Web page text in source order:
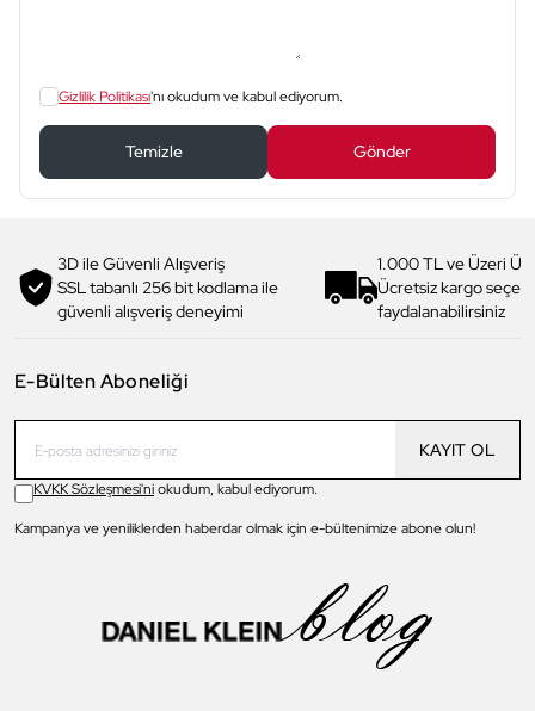
Gizlilik Politikası'nı okudum ve kabul ediyorum.
Temizle Gönder
3D ile Güvenli Alışveriş
SSL tabanlı 256 bit kodlama ile
güvenli alışveriş deneyimi
1.000 TL ve Üzeri
Ücretsiz kargo
faydalanabilirsiniz
E-Bülten Aboneliği
KAYIT OL
KVKK Sözleşmesi'niokudum, kabul ediyorum.
Kampanya ve yeniliklerden haberdar olmak için e-bültenimize abone olun!